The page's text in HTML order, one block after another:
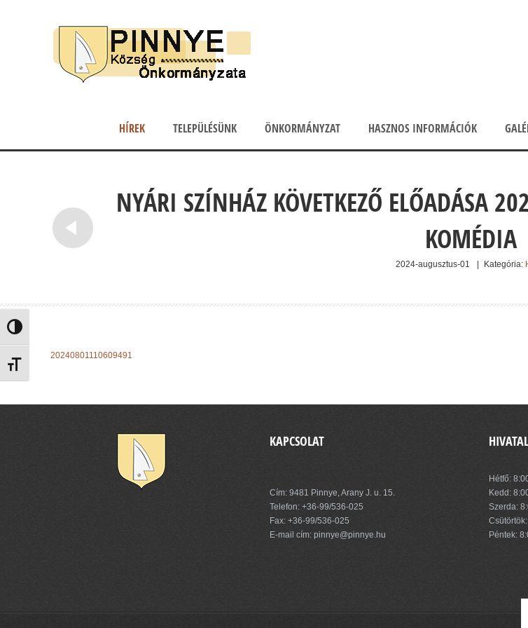
Nagy kontraszt váltása
Betűméret váltása
HÍREK TELEPÜLÉSÜNK ÖNKORMÁNYZAT HASZNOS INFORMÁCIÓK
NYÁRI SZÍNHÁZ KÖVETKEZŐ ELŐADÁSA
KOMÉDIA
2024-augusztus-01 Kategória:
20240801110609491
KAPCSOLAT
Cím: 9481 Pinnye, Arany J. u. 15.
Telefon:+36-99/536-025
Fax: +36-99/536-025
E-mail cím: pinnye@pinnye.hu
Hétfő:
Kedd:
Szerda:
Péntek: